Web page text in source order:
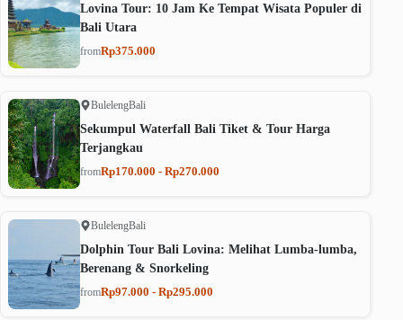
Lovina Tour: 10 Jam Ke Tempat Wisata Populer di
Bali Utara
fromRp375.000
BulelengBali
Sekumpul Waterfall Bali Tiket & Tour Harga
Terjangkau
fromRp170.000 - Rp270.000
BulelengBali
Dolphin Tour Bali Lovina: Melihat Lumba-lumba,
Berenang & Snorkeling
fromRp97.000 - Rp295.000